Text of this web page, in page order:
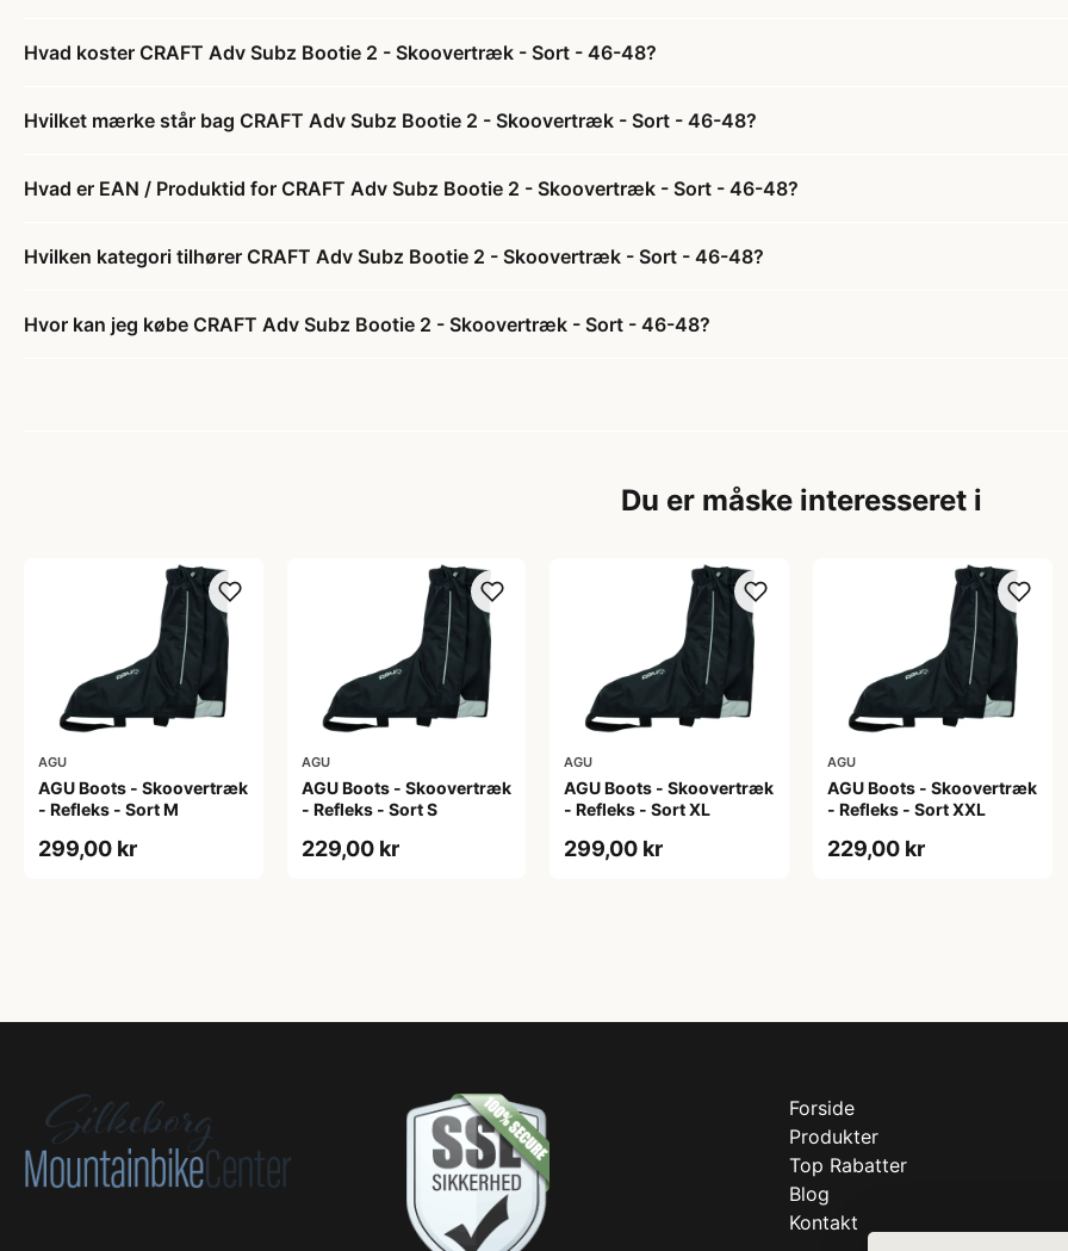
Hvad koster CRAFT Adv Subz Bootie 2 - Skoovertræk - Sort - 46-48?
Hvilket mærke står bag CRAFT Adv Subz Bootie 2 - Skoovertræk - Sort - 46-48?
Hvad er EAN / Produktid for CRAFT Adv Subz Bootie 2 - Skoovertræk - Sort - 46-48?
Hvilken kategori tilhører CRAFT Adv Subz Bootie 2 - Skoovertræk - Sort - 46-48?
Hvor kan jeg købe CRAFT Adv Subz Bootie 2 - Skoovertræk - Sort - 46-48?
Du er måske interesseret i
AGU
AGU Boots - Skoovertræk
- Refleks - Sort M
299,00 kr
AGU
AGU Boots - Skoovertræk
- Refleks - Sort S
229,00 kr
AGU
AGU Boots - Skoovertræk
- Refleks - Sort XL
299,00 kr
AGU
AGU Boots - Skoovertræk
- Refleks - Sort XXL
229,00 kr
Forside
Produkter
Top Rabatter
Blog
Kontakt